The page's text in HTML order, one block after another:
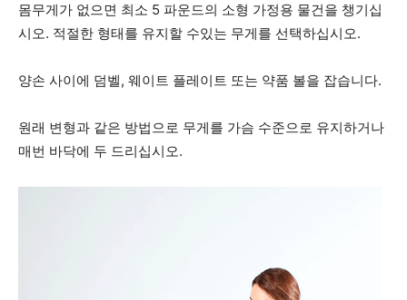
몸무게가 없으면 최소 5 파운드의 소형 가정용 물건을 챙기십
시오. 적절한 형태를 유지할 수있는 무게를 선택하십시오.
양손 사이에 덤벨, 웨이트 플레이트 또는 약품 볼을 잡습니다.
원래 변형과 같은 방법으로 무게를 가슴 수준으로 유지하거나
매번 바닥에 두 드리십시오.